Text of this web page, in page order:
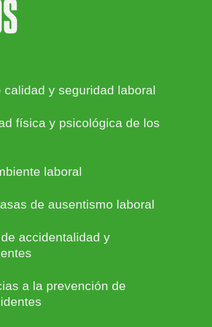
calidad y seguridad laboral
física y psicológica de los
laboral
de ausentismo laboral
accidentalidad y
a la prevención de